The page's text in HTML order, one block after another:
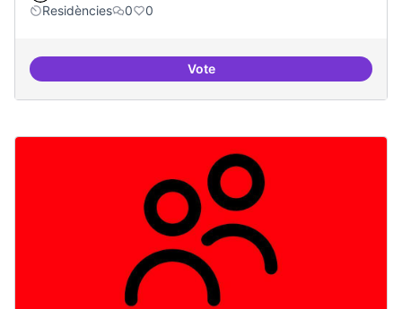
Residències
0 0
Vote10 projectes consolidats